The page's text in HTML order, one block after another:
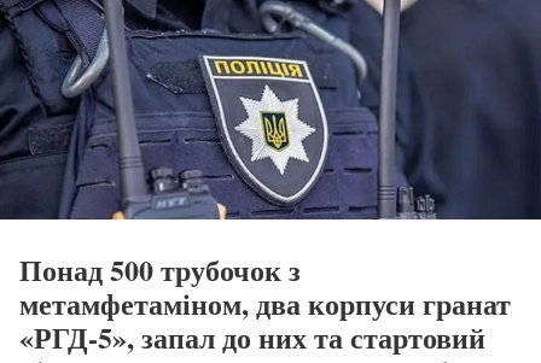
Понад 500 трубочок з
метамфетаміном, два корпуси гранат
«РГД-5», запал до них та стартовий